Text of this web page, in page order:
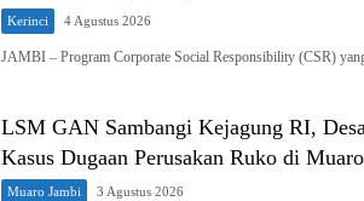
Kerinci 4 Agustus 2026
JAMBI – Program Corporate Social Responsibility (CSR)
LSM GAN Sambangi Kejagung RI,
Kasus Dugaan Perusakan Ruko di
Muaro Jambi 3 Agustus 2026